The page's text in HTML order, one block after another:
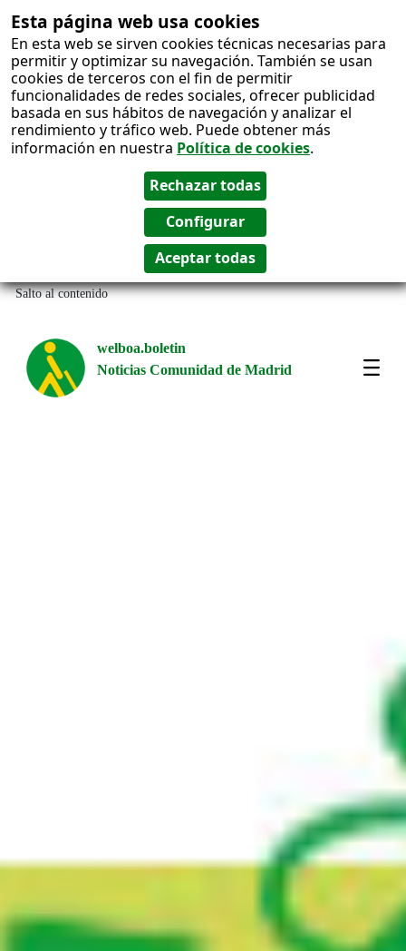
Esta página web usa cookies
En esta web se sirven cookies técnicas necesarias para
permitir y optimizar su navegación. También se usan
cookies de terceros con el fin de permitir
funcionalidades de redes sociales, ofrecer publicidad
basada en sus hábitos de navegación y analizar el
rendimiento y tráfico web. Puede obtener más
información en nuestra Política de cookies.
Salto al contenido
welboa.boletin
Noticias Comunidad de Madrid